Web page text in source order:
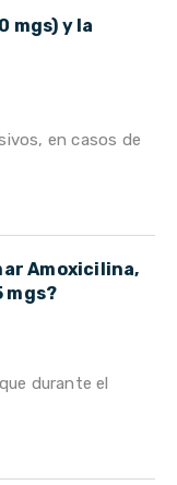
mgs) y la
en casos de
Amoxicilina,
mgs?
durante el